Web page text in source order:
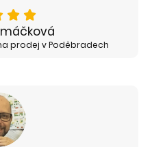
prodej v Poděbradech